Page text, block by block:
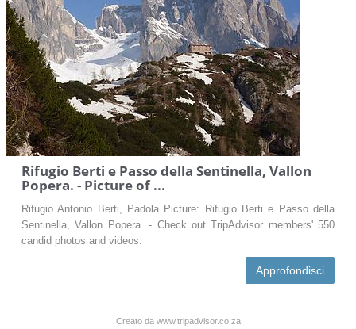
Rifugio Berti e Passo della Sentinella, Vallon
Popera. - Picture of ...
Rifugio Antonio Berti, Padola Picture: Rifugio Berti e Passo della
Sentinella, Vallon Popera. - Check out TripAdvisor members' 550
candid photos and videos.
Approfondisci
Creato da www.tripadvisor.co.za